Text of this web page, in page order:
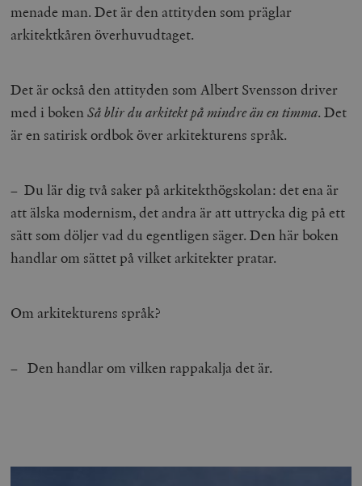
menade man. Det är den attityden som präglar
arkitektkåren överhuvudtaget.
Det är också den attityden som Albert Svensson driver
med i bokenSå blir du arkitekt på mindre än en timma. Det
är en satirisk ordbok över arkitekturens språk.
– Du lär dig två saker på arkitekthögskolan: det ena är
att älska modernism, det andra är att uttrycka dig på ett
sätt som döljer vad du egentligen säger. Den här boken
handlar om sättet på vilket arkitekter pratar.
Om arkitekturens språk?
– Den handlar om vilken rappakalja det är.